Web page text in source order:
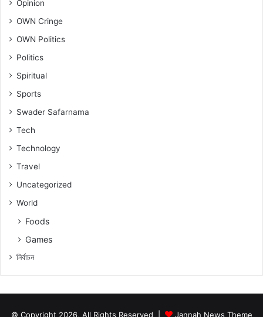
Opinion
OWN Cringe
OWN Politics
Politics
Spiritual
Sports
Swader Safarnama
Tech
Technology
Travel
Uncategorized
World
Foods
Games
নিৰ্বাচন
© Copyright 2026, All Rights Reserved | Jannah News Theme